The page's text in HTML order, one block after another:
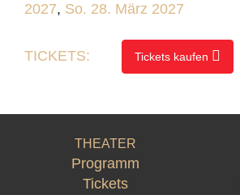
2027, So. 28. März 2027
TICKETS: Tickets kaufen
THEATER
Programm
Tickets